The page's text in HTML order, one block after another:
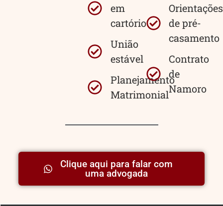
em
cartório
União
estável
Planejamento
Matrimonial
Orientações
de pré-
casamento
Contrato
de
Namoro
Clique aqui para falar com
uma advogada